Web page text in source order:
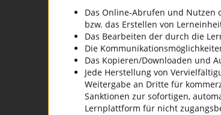
Das Online-Abrufen und Nutzen
bzw. das Erstellen von
Das Bearbeiten der durch die
Die
Das Kopieren/Downloaden und
Jede Herstellung von
Weitergabe an Dritte für
Sanktionen zur sofortigen,
Lernplattform für nicht